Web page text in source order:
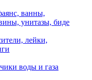
ванны,
унитазы, биде
лейки,
воды и газа